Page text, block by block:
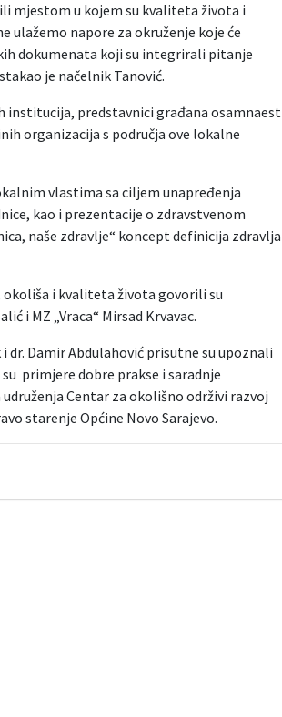
mjestom u kojem su kvaliteta života i
ulažemo napore za okruženje koje će
dokumenata koji su integrirali pitanje
je načelnik Tanović.
institucija, predstavnici građana osamnaest
organizacija s područja ove lokalne
vlastima sa ciljem unapređenja
kao i prezentacije o zdravstvenom
naše zdravlje“ koncept definicija zdravlja
okoliša i kvaliteta života govorili su
i MZ „Vraca“ Mirsad Krvavac.
dr. Damir Abdulahović prisutne su upoznali
primjere dobre prakse i saradnje
Centar za okolišno održivi razvoj
starenje Općine Novo Sarajevo.